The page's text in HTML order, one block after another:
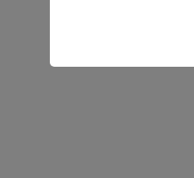
Risiko eines